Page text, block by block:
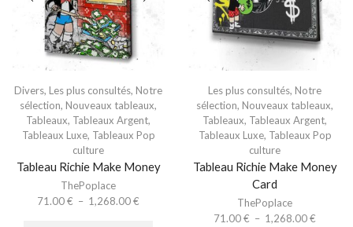
Divers, Les plus consultés, Notre
sélection, Nouveaux tableaux,
Tableaux, Tableaux Argent,
Tableaux Luxe, Tableaux Pop
culture
Tableau Richie Make Money
ThePoplace
71.00€ – 1,268.00€
Les plus consultés, Notre
sélection, Nouveaux tableaux,
Tableaux, Tableaux Argent,
Tableaux Luxe, Tableaux Pop
culture
Tableau Richie Make Money
Card
ThePoplace
71.00€ – 1,268.00€